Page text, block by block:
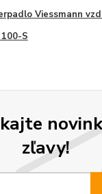
Viessmann
S
zľavy!